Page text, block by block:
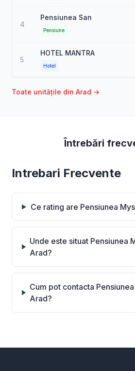
4
Pensiunea San
Pensiune
5
HOTEL MANTRA
Hotel
Toate unitățile din Arad →
Întrebări
Intrebari Frecvente
Ce rating are Pensiunea
Unde este situat Pensiunea
Arad?
Cum pot contacta
Arad?